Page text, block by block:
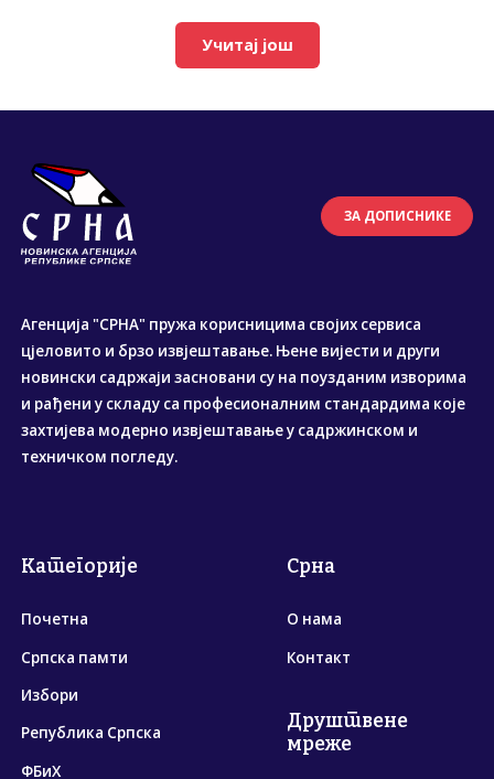
Учитај још
ЗА ДОПИСНИКЕ
Агенција "СРНА" пружа корисницима својих сервиса
цјеловито и брзо извјештавање. Њене вијести и други
новински садржаји засновани су на поузданим изворима
и рађени у складу са професионалним стандардима које
захтијева модерно извјештавање у садржинском и
техничком погледу.
Категорије
Почетна
Српска памти
Избори
Република Српска
ФБиХ
Срна
О нама
Контакт
Друштвене
мреже